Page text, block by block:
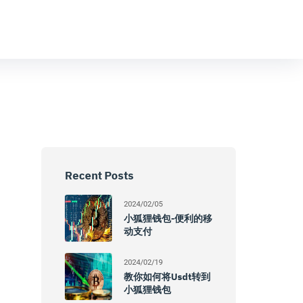
Recent Posts
2024/02/05
小狐狸钱包-便利的移
动支付
2024/02/19
教你如何将usdt转到
小狐狸钱包